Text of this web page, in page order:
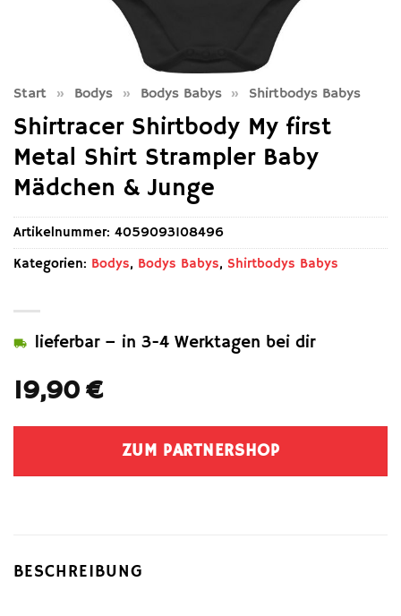
Start » Bodys » Bodys Babys » Shirtbodys Babys
Shirtracer Shirtbody My first
Metal Shirt Strampler Baby
Mädchen & Junge
19,90€
lieferbar – in 3-4 Werktagen bei dir
ZUM PARTNERSHOP
Artikelnummer: 4059093108496
Kategorien: Bodys, Bodys Babys, Shirtbodys Babys
BESCHREIBUNG